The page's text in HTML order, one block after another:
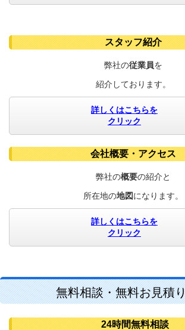
スタッフ紹介
弊社の従業員を
紹介しております。
詳しくはこちらを
クリック
会社概要・アクセス
弊社の概要の紹介と
所在地の地図になります。
詳しくはこちらを
クリック
無料相談・無料お見積
24時間無料相談